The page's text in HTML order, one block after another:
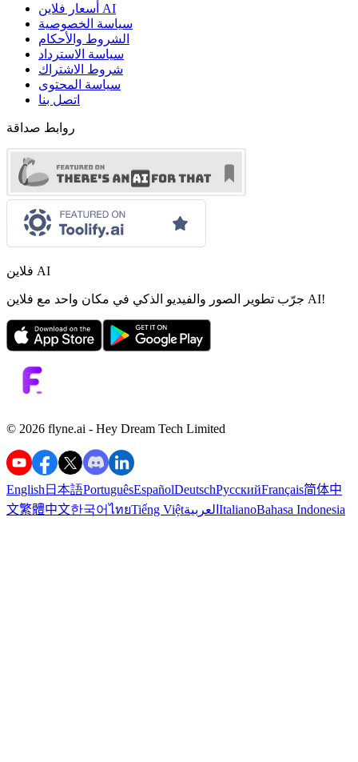
أسعار فلاين AI
سياسة الخصوصية
الشروط والأحكام
سياسة الاسترداد
شروط الاشتراك
سياسة المحتوى
اتصل بنا
روابط صداقة
فلاين AI
جرّب تطوير الصور والفيديو الذكي في مكان واحد مع فلاين AI!
©️ 2026 flyne.ai - Hey Dream Tech Limited
English 日本語PortuguêsEspañolDeutschРусскийFrançais简体中
文繁體中文한국어ไทยTiếng Việtالعربية ItalianoBahasa Indonesia